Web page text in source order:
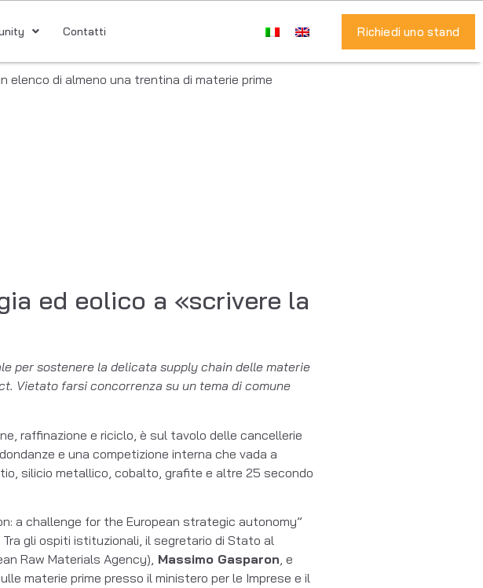
Contatti Richiedi uno stand
elenco di almeno una trentina di materie prime
ed eolico a «scrivere la
per sostenere la delicata supply chain delle materie
Vietato farsi concorrenza su un tema di comune
raffinazione e riciclo, è sul tavolo delle cancellerie
e una competizione interna che vada a
silicio metallico, cobalto, grafite e altre 25 secondo
a challenge for the European strategic autonomy”
Tra gli ospiti istituzionali, il segretario di Stato al
Raw Materials Agency), Massimo Gasparon, e
materie prime presso il ministero per le Imprese e il